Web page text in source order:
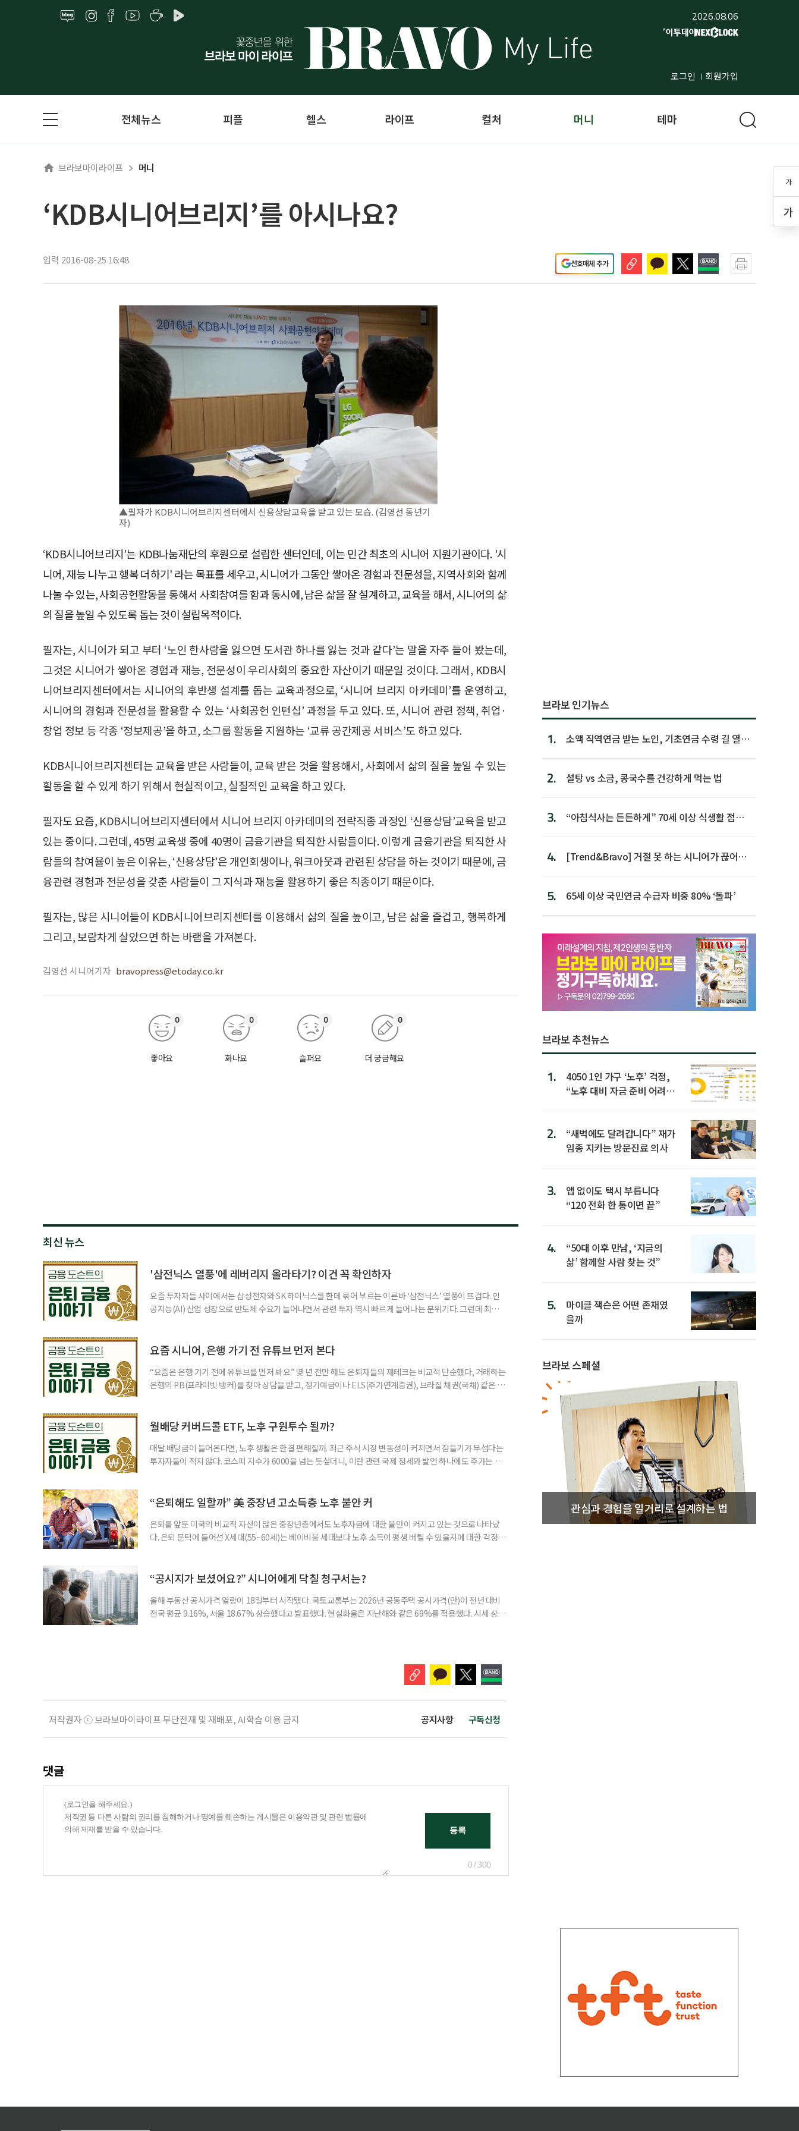
2026.08.06
로그인 회원가입
가
가
전체뉴스 피플 헬스 라이프 컬처 머니 테마
브라보마이라이프 머니
‘KDB시니어브리지’를 아시나요?
입력 2016-08-25 16:48 선호매체 추가
▲필자가 KDB시니어브리지센터에서 신용상담교육을 받고 있는 모습. (김영선 동년기
자)
‘KDB시니어브리지’는 KDB나눔재단의 후원으로 설립한 센터인데, 이는 민간 최초의 시니어 지원기관이다. '시
니어, 재능 나누고 행복 더하기' 라는 목표를 세우고, 시니어가 그동안 쌓아온 경험과 전문성을, 지역사회와 함께
나눌 수 있는, 사회공헌활동을 통해서 사회참여를 함과 동시에, 남은 삶을 잘 설계하고, 교육을 해서, 시니어의 삶
의 질을 높일 수 있도록 돕는 것이 설립목적이다.
필자는, 시니어가 되고 부터 ‘노인 한사람을 잃으면 도서관 하나를 잃는 것과 같다’는 말을 자주 들어 봤는데,
그것은 시니어가 쌓아온 경험과 재능, 전문성이 우리사회의 중요한 자산이기 때문일 것이다. 그래서, KDB시
니어브리지센터에서는 시니어의 후반생 설계를 돕는 교육과정으로, ‘시니어 브리지 아카데미’를 운영하고,
시니어의 경험과 전문성을 활용할 수 있는 ‘사회공헌 인턴십’ 과정을 두고 있다. 또, 시니어 관련 정책, 취업·
창업 정보 등 각종 ‘정보제공’을 하고, 소그룹 활동을 지원하는 ‘교류 공간제공 서비스’도 하고 있다.
KDB시니어브리지센터는 교육을 받은 사람들이, 교육 받은 것을 활용해서, 사회에서 삶의 질을 높일 수 있는
활동을 할 수 있게 하기 위해서 현실적이고, 실질적인 교육을 하고 있다.
필자도 요즘, KDB시니어브리지센터에서 시니어 브리지 아카데미의 전략직종 과정인 ‘신용상담’교육을 받고
있는 중이다. 그런데, 45명 교육생 중에 40명이 금융기관을 퇴직한 사람들이다. 이렇게 금융기관을 퇴직한 사
람들의 참여율이 높은 이유는, ‘신용상담’은 개인회생이나, 워크아웃과 관련된 상담을 하는 것이기 때문에, 금
융관련 경험과 전문성을 갖춘 사람들이 그 지식과 재능을 활용하기 좋은 직종이기 때문이다.
필자는, 많은 시니어들이 KDB시니어브리지센터를 이용해서 삶의 질을 높이고, 남은 삶을 즐겁고, 행복하게
그리고, 보람차게 살았으면 하는 바램을 가져본다.
김영선 시니어기자 bravopress@etoday.co.kr
좋아요
0
화나요
0
슬퍼요
0
더 궁금해요
0
최신 뉴스
'삼전닉스 열풍'에 레버리지 올라타기? 이건 꼭 확인하자
요즘 투자자들 사이에서는 삼성전자와 SK 하이닉스를 한데 묶어 부르는 이른바 ‘삼전닉스’ 열풍이 뜨겁다. 인
공지능(AI) 산업 성장으로 반도체 수요가 늘어나면서 관련 투자 역시 빠르게 늘어나는 분위기다. 그런데 최근
투자자라면 반드시 알아야 할 핵심 위험 요소를 짚어본다. 수익도 2배, 손실도 2배… 레버리지의 두 얼
요즘 시니어, 은행 가기 전 유튜브 먼저 본다
“요즘은 은행 가기 전에 유튜브를 먼저 봐요.” 몇 년 전만 해도 은퇴자들의 재테크는 비교적 단순했다, 거래하는
은행의 PB(프라이빗 뱅커)를 찾아 상담을 받고, 정기예금이나 ELS(주가연계증권), 브라질 채권(국채) 같은 고
브에서 정보를 서울에 사는 60대 A 씨는 최근 IRP(개인형퇴직연금) 계좌를 직접 손보기 시작했
월배당 커버드콜 ETF, 노후 구원투수 될까?
매달 배당금이 들어온다면, 노후 생활은 한결 편해질까. 최근 주식 시장 변동성이 커지면서 잠들기가 무섭다는
투자자들이 적지 않다. 코스피 지수가 6000을 넘는 듯싶더니, 이란 관련 국제 정세와 발언 하나에도 주가는 오
에서도 월배당 커버드콜 ETF는 은퇴자와 은퇴를 앞둔 이들에게 ‘매달 들어오는 돈’이라는 점에서 다시 주목
“은퇴해도 일할까” 美 중장년 고소득층 노후 불안 커
은퇴를 앞둔 미국의 비교적 자산이 많은 중장년층에서도 노후자금에 대한 불안이 커지고 있는 것으로 나타났
다. 은퇴 문턱에 들어선 X세대(55~60세)는 베이비붐 세대보다 노후 소득이 평생 버틸 수 있을지에 대한 걱정이
고 있다는 뜻으로 읽힌다. 지난 1일 미국의 은퇴보장 전문 보험·금융회사 글로벌애틀랜틱이 발표한 ‘
“공시지가 보셨어요?” 시니어에게 닥칠 청구서는?
올해 부동산 공시가격 열람이 18일부터 시작됐다. 국토교통부는 2026년 공동주택 공시가격(안)이 전년 대비
전국 평균 9.16%, 서울 18.67% 상승했다고 발표했다. 현실화율은 지난해와 같은 69%를 적용했다. 시세 상승
저작권자 ⓒ 브라보마이라이프 무단전재 및 재배포, AI학습 이용 금지 공지사항 구독신청
댓글
0 / 300
브라보 인기뉴스
1.
소액 직역연금 받는 노인, 기초연금 수령 길 열린
2. 설탕 vs 소금, 콩국수를 건강하게 먹는 법
3.
“아침식사는 든든하게” 70세 이상 식생활 점수
4.
[Trend&Bravo] 거절 못 하는 시니어가 끊어야
5. 65세 이상 국민연금 수급자 비중 80% ‘돌파’
브라보 추천뉴스
1.
4050 1인 가구 ‘노후’ 걱정,
“노후 대비 자금 준비 어려
2.
“새벽에도 달려갑니다” 재가
임종 지키는 방문진료 의사
3.
앱 없이도 택시 부릅니다
“120 전화 한 통이면 끝”
4.
“50대 이후 만남, ‘지금의
삶’ 함께할 사람 찾는 것”
5.
마이클 잭슨은 어떤 존재였
을까
브라보 스페셜
관심과 경험을 일거리로 설계하는 법